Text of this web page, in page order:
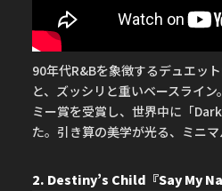
90年代R&Bを象徴するデュエッ
と、ズッシリと重いベースライ
ミー賞を受賞し、世界中に「
た。引き算の美学が光る、ミニマ
2. Destiny’s Child『Say My